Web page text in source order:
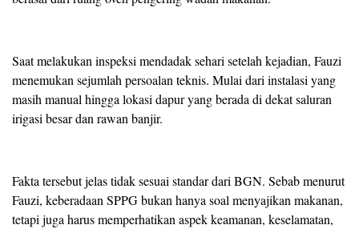
Saat melakukan inspeksi mendadak sehari setelah kejadian, Fauzi
menemukan sejumlah persoalan teknis. Mulai dari instalasi yang
masih manual hingga lokasi dapur yang berada di dekat saluran
irigasi besar dan rawan banjir.
Fakta tersebut jelas tidak sesuai standar dari BGN. Sebab menurut
Fauzi, keberadaan SPPG bukan hanya soal menyajikan makanan,
tetapi juga harus memperhatikan aspek keamanan, keselamatan,